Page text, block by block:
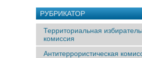
РУБРИКАТОР
Территориальная
комиссия
Антитеррористическая